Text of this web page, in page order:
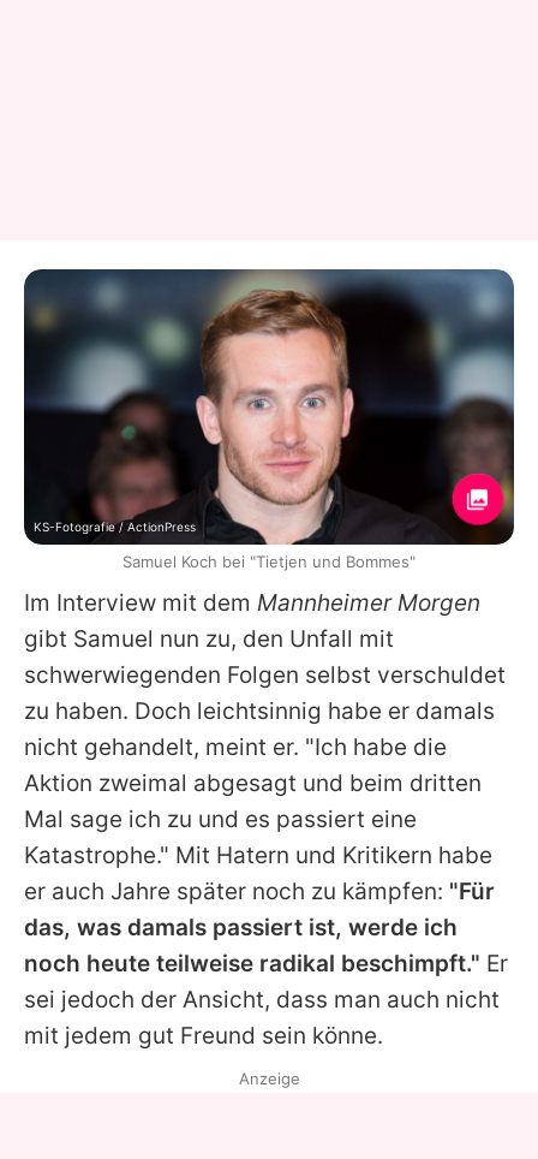
Im Interview mit dem Mannheimer Morgen
gibt Samuel nun zu, den Unfall mit
schwerwiegenden Folgen selbst verschuldet
zu haben. Doch leichtsinnig habe er damals
nicht gehandelt, meint er. "Ich habe die
Aktion zweimal abgesagt und beim dritten
Mal sage ich zu und es passiert eine
Katastrophe." Mit Hatern und Kritikern habe
er auch Jahre später noch zu kämpfen: "Für
das, was damals passiert ist, werde ich
noch heute teilweise radikal beschimpft." Er
sei jedoch der Ansicht, dass man auch nicht
mit jedem gut Freund sein könne.
KS-Fotografie / ActionPress
Samuel Koch bei "Tietjen und Bommes"
Anzeige